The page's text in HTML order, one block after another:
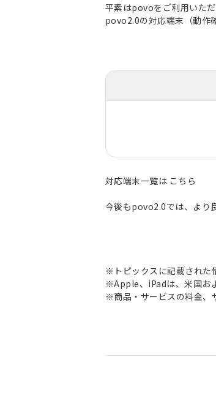
平素はpovoをご利用いただ
povo2.0の対応端末（動作
対応端末一覧は こちら
今後もpovo2.0では、より
※トピックスに記載された
※Apple、iPadは、米国お
※商品・サービスの料金、